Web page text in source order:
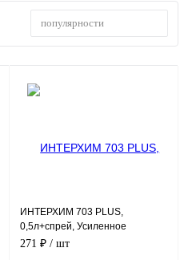
популярности
ИНТЕРХИМ 703 PLUS,
0,5л+спрей, Усиленное
средство очистки поверхностей
271 ₽ / шт